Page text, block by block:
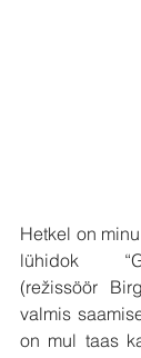
Hetkel on
lühidok
(režissöör
valmis
on mul taas